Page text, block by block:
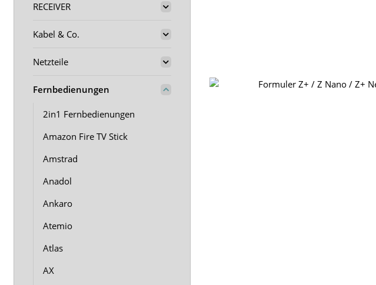
RECEIVER
Kabel & Co.
Netzteile
Fernbedienungen
2in1 Fernbedienungen
Amazon Fire TV Stick
Amstrad
Anadol
Ankaro
Atemio
Atlas
AX